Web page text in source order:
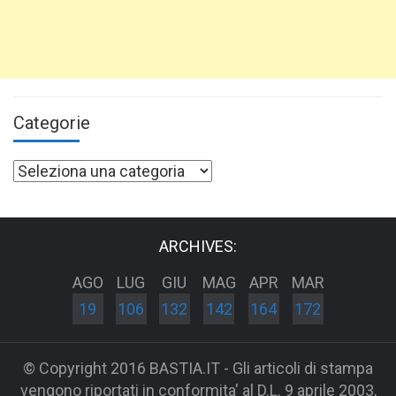
Categorie
Categorie
ARCHIVES:
AGO
19
LUG
106
GIU
132
MAG
142
APR
164
MAR
172
© Copyright 2016 BASTIA.IT - Gli articoli di stampa
vengono riportati in conformita' al D.L. 9 aprile 2003,